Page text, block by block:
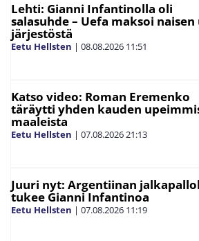
Lehti: Gianni Infantinolla oli
salasuhde – Uefa maksoi naisen
järjestöstä
Eetu Hellsten | 08.08.2026 11:51
Katso video: Roman Eremenko
täräytti yhden kauden
maaleista
Eetu Hellsten | 07.08.202621:13
Juuri nyt: Argentiinan
tukee Gianni Infantinoa
Eetu Hellsten | 07.08.2026 11:19